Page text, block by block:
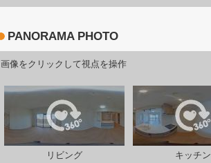
PANORAMA PHOTO
画像をクリックして視点を操作
リビング キッチン